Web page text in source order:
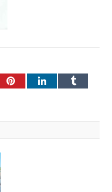
PinterestLinkedInTumblr